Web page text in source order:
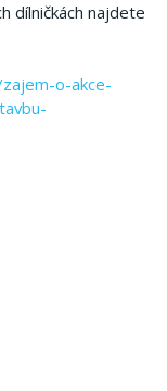
dílničkách najdete
o-akce-